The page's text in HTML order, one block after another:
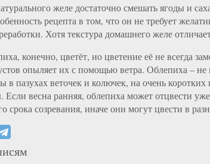
желе достаточно смешать ягоды и
рецепта в том, что он не требует
Хотя текстура домашнего желе
конечно, цветёт, но цветение её не всегда
опыляет их с помощью ветра. Облепиха – не
в пазухах веточек и колючек, на очень
Если весна ранняя, облепиха может отцвести
срока созревания, иначе они могут цвести в